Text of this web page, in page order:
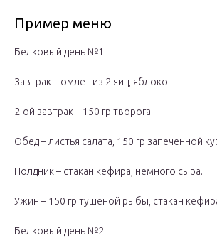
Пример меню
Белковый день №1:
Завтрак – омлет из 2 яиц, яблоко.
2-ой завтрак – 150 гр творога.
Обед – листья салата, 150 гр запеченной
Полдник – стакан кефира, немного сыра.
Ужин – 150 гр тушеной рыбы, стакан
Белковый день №2: